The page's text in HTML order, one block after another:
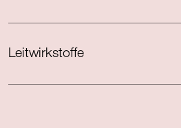
Leitwirkstoffe